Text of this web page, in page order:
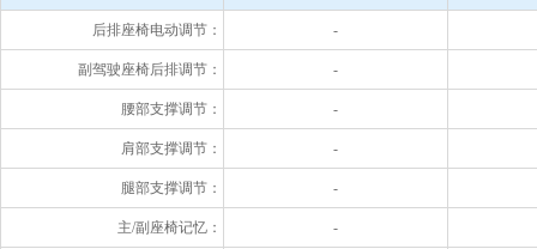
后排座椅电动调节： -
副驾驶座椅后排调节： -
腰部支撑调节： -
肩部支撑调节： -
腿部支撑调节： -
主/副座椅记忆： -